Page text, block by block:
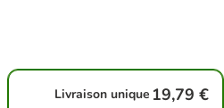
Livraison unique 19,79 €